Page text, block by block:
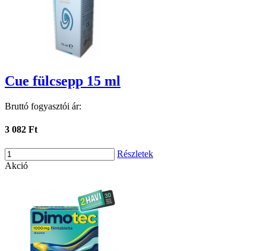
Cue fülcsepp 15 ml
Bruttó fogyasztói ár:
3 082 Ft
Részletek
Akció